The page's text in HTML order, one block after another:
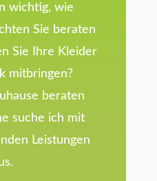
wichtig, wie
Sie beraten
Sie Ihre Kleider
mitbringen?
beraten
suche ich mit
Leistungen